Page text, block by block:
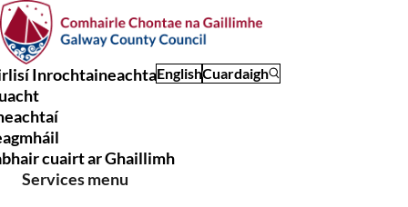
Skip
to
main
content
InrochtaineachtaEnglishCuardaigh
Main
navigation
cuairt ar Ghaillimh
Services menu